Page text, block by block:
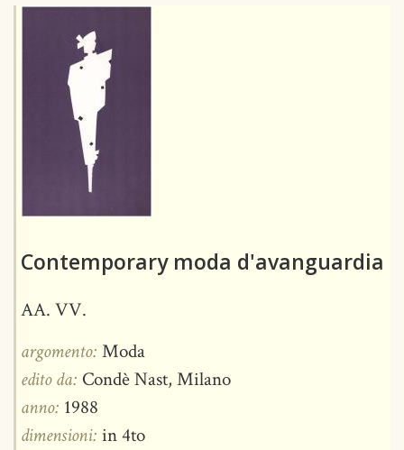
Contemporary moda d'avanguardia
AA. VV.
argomento: Moda
edito da: Condè Nast, Milano
anno: 1988
dimensioni: in 4to